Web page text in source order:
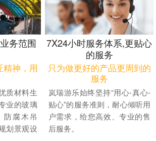
务范围
精神，用
质材料生
业的玻璃
防腐木吊
划景观设
7X24小时服务体系,更贴心
的服务
只为做更好的产品更周到的
服务
岚瑞游乐始终坚持“用心-真心-
贴心”的服务准则，耐心倾听用
户需求，给您高效、专业的售
后服务。